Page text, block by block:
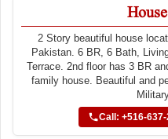
2 Story beautiful house
Pakistan. 6 BR, 6 Bath,
Terrace. 2nd floor has 3 BR
family house. Beautiful and
Call: +516-